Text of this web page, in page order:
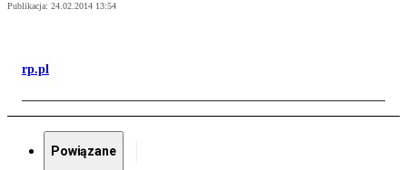
Publikacja: 24.02.2014 13:54
rp.pl
Powiązane